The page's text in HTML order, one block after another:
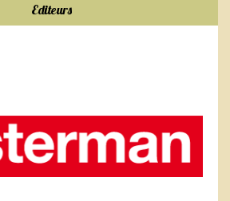
Editeurs